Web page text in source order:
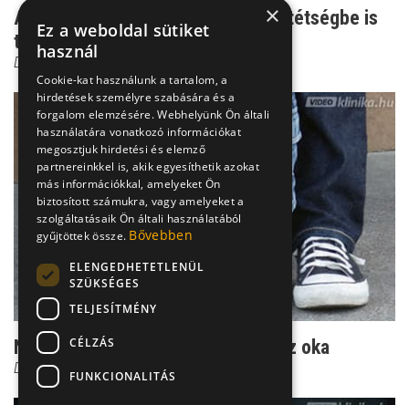
Az elhanyagolt zöldhályog örök sötétségbe is
taszíthat
Dr. Őri Zsolt
Nem beszél a gyermek? Ez lehet az oka
Dr. Bókay János
×
Ez a weboldal sütiket
használ
Cookie-kat használunk a tartalom, a
hirdetések személyre szabására és a
forgalom elemzésére. Webhelyünk Ön általi
használatára vonatkozó információkat
megosztjuk hirdetési és elemző
partnereinkkel is, akik egyesíthetik azokat
más információkkal, amelyeket Ön
biztosított számukra, vagy amelyeket a
szolgáltatásaik Ön általi használatából
gyűjtöttek össze. Bővebben
ELENGEDHETETLENÜL
SZÜKSÉGES
TELJESÍTMÉNY
CÉLZÁS
FUNKCIONALITÁS